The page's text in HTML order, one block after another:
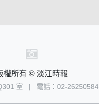
權所有 © 淡江時報
室 | 電話：02-26250584